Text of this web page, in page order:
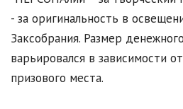
- за оригинальность в
Заксобрания. Размер
варьировался в зависимости
призового места.